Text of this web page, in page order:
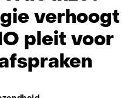
verhoogt
pleit voor